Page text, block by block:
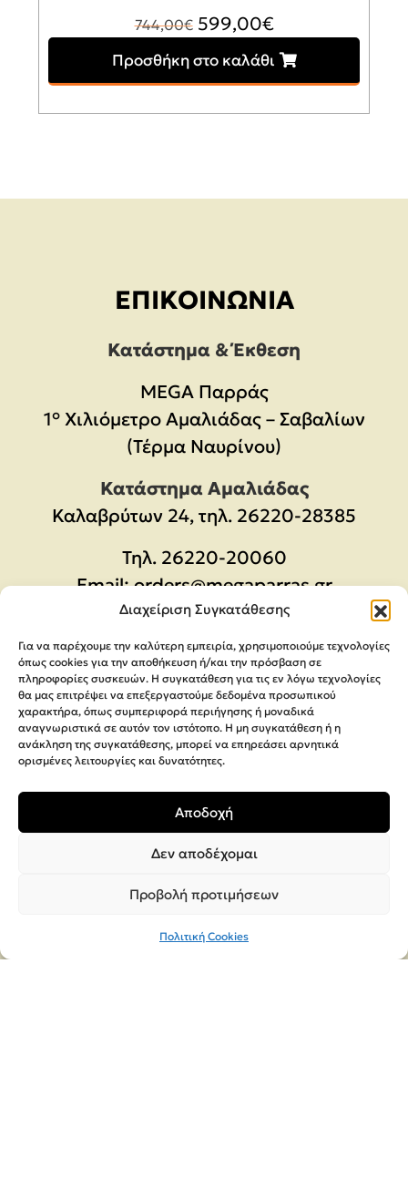
Διαχείριση Συγκατάθεσης
Για να παρέχουμε την καλύτερη εμπειρία, χρησιμοποιούμε τεχνολογίες
όπως cookies για την αποθήκευση ή/και την πρόσβαση σε
πληροφορίες συσκευών. Η συγκατάθεση για τις εν λόγω τεχνολογίες
θα μας επιτρέψει να επεξεργαστούμε δεδομένα προσωπικού
χαρακτήρα, όπως συμπεριφορά περιήγησης ή μοναδικά
αναγνωριστικά σε αυτόν τον ιστότοπο. Η μη συγκατάθεση ή η
ανάκληση της συγκατάθεσης, μπορεί να επηρεάσει αρνητικά
ορισμένες λειτουργίες και δυνατότητες.
Αποδοχή
Δεν αποδέχομαι
Προβολή προτιμήσεων
Πολιτική Cookies
744,00€ Original
was:
599,00€Η
τρέχουσα
τιμή
Προσθήκη στο καλάθι
ΕΠΙΚΟΙΝΩΝΊΑ
Κατάστημα & Έκθεση
MEGA Παρράς
1° Χιλιόμετρο Αμαλιάδας – Σαβαλίων
(Τέρμα Ναυρίνου)
Κατάστημα Αμαλιάδας
Καλαβρύτων 24, τηλ. 26220-28385
Τηλ. 26220-20060
Email:orders@megaparras.gr
ΠΛΗΡΟΦΟΡΊΕΣ
Πολιτική Απορρήτου
Όροι Χρήσης
Μέθοδοι Αποστολής & πληρωμής
Ακυρώσεις & Επιστροφές
Φόρμα Υπαναχώρησης